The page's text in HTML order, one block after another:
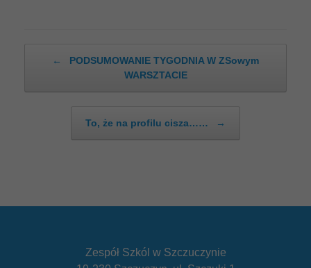
←
PODSUMOWANIE TYGODNIA W ZSowym
WARSZTACIE
To, że na profilu cisza…… →
Zespół Szkól w Szczuczynie